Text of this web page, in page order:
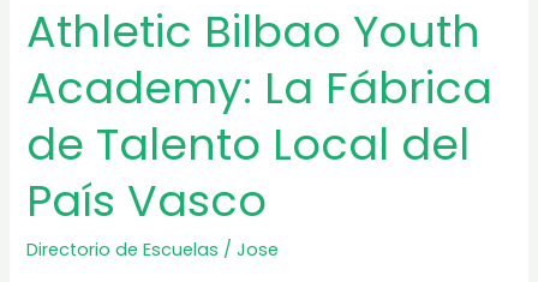
Athletic Bilbao Youth
Academy: La Fábrica
de Talento Local del
País Vasco
Directorio de Escuelas /Jose